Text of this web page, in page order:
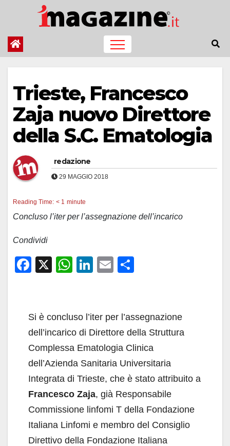
contenuto
Trieste, Francesco
Zaja nuovo Direttore
della S.C. Ematologia
redazione
29 MAGGIO 2018
Reading Time: < 1 minute
Concluso l’iter per l’assegnazione dell’incarico
Condividi
F
e
b
o
o
k
X
W
s
A
p
p
Li
e
dI
n
E
di
vi
di
Si è concluso l’iter per l’assegnazione
dell’incarico di Direttore della Struttura
Complessa Ematologia Clinica
dell’Azienda Sanitaria Universitaria
Integrata di Trieste, che è stato attribuito a
Francesco Zaja, già Responsabile
Commissione linfomi T della Fondazione
Italiana Linfomi e membro del Consiglio
Direttivo della Fondazione Italiana